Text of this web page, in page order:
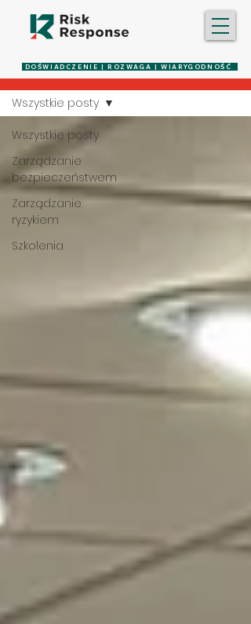
DOŚWIADCZENIE | ROZWAGA | WIARYGODNOŚĆ
Blog
Wszystkie posty
Zarządzanie
bezpieczeństwem
Zarządzanie
ryzykiem
Szkolenia
Wszystkie posty